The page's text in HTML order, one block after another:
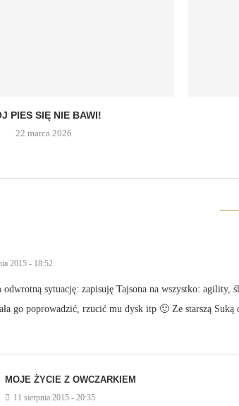
PIES SIĘ NIE BAWI!
22 marca 2026
2015 - 18:52
odwrotną sytuację: zapisuję Tajsona na wszystko: agility,
go poprowadzić, rzucić mu dysk itp 🙂 Ze starszą
MOJE ŻYCIE Z OWCZARKIEM
11 sierpnia 2015 - 20:35